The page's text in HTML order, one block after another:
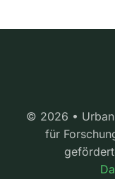
© 2026 •
für